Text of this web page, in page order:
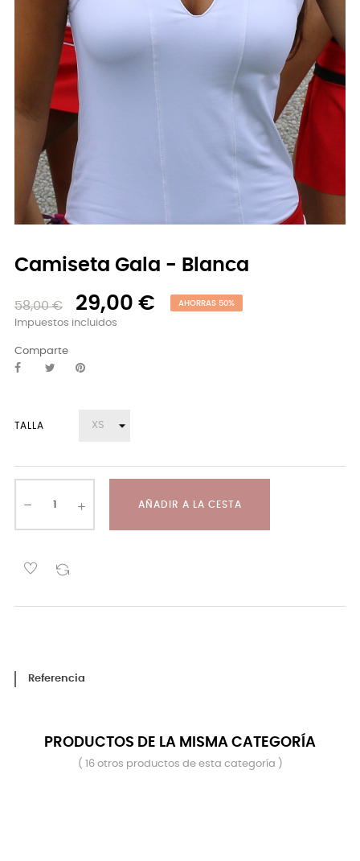
Camiseta Gala - Blanca
58,00 € 29,00 € AHORRAS 50%
Impuestos incluidos
Comparte
TALLA
AÑADIR A LA CESTA
Referencia
PRODUCTOS DE LA MISMA CATEGORÍA
( 16 otros productos de esta categoría )